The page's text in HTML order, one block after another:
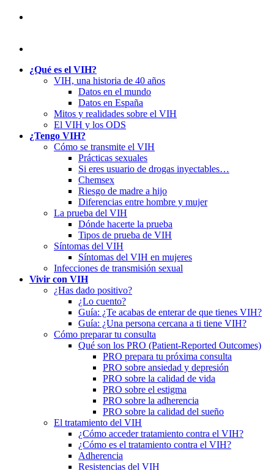
¿Qué es el VIH?
VIH, una historia de 40 años
Datos en el mundo
Datos en España
Mitos y realidades sobre el VIH
El VIH y los ODS
¿Tengo VIH?
Cómo se transmite el VIH
Prácticas sexuales
Si eres usuario de drogas inyectables…
Chemsex
Riesgo de madre a hijo
Diferencias entre hombre y mujer
La prueba del VIH
Dónde hacerte la prueba
Tipos de prueba de VIH
Síntomas del VIH
Síntomas del VIH en mujeres
Infecciones de transmisión sexual
Vivir con VIH
¿Has dado positivo?
¿Lo cuento?
Guía: ¿Te acabas de enterar de que tienes VIH?
Guía: ¿Una persona cercana a ti tiene VIH?
Cómo preparar tu consulta
Qué son los PRO (Patient-Reported Outcomes)
PRO prepara tu próxima consulta
PRO sobre ansiedad y depresión
PRO sobre la calidad de vida
PRO sobre el estigma
PRO sobre la adherencia
PRO sobre la calidad del sueño
El tratamiento del VIH
¿Cómo acceder tratamiento contra el VIH?
¿Cómo es el tratamiento contra el VIH?
Adherencia
Resistencias del VIH